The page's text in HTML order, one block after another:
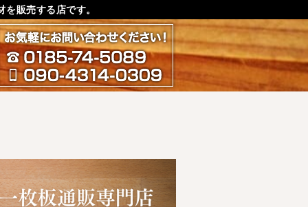
販売する店です。
お気軽にお問い合わせ下さ
0185-74-5089
090-4314-0309